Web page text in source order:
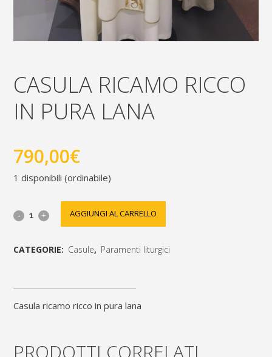
CASULA RICAMO RICCO
IN PURA LANA
790,00€
1 disponibili (ordinabile)
casula
pura
quantity
AGGIUNGI AL CARRELLO
CATEGORIE: Casule, Paramenti liturgici
casula ricamo ricco in pura lana
PRODOTTI CORRELATI